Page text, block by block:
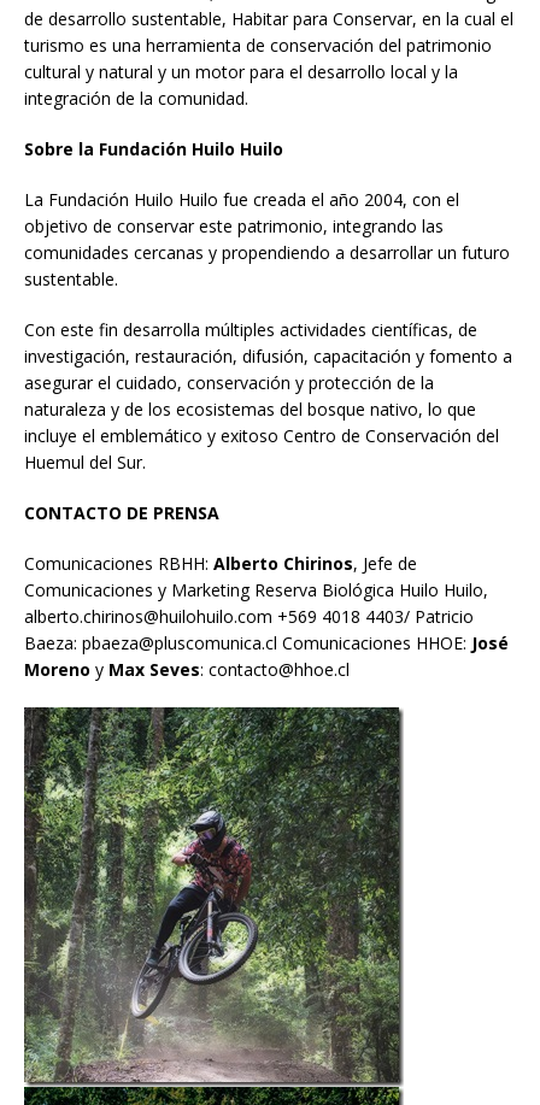
de desarrollo sustentable, Habitar para Conservar, en la cual el
turismo es una herramienta de conservación del patrimonio
cultural y natural y un motor para el desarrollo local y la
integración de la comunidad.
Sobre la Fundación Huilo Huilo
La Fundación Huilo Huilo fue creada el año 2004, con el
objetivo de conservar este patrimonio, integrando las
comunidades cercanas y propendiendo a desarrollar un futuro
sustentable.
Con este fin desarrolla múltiples actividades científicas, de
investigación, restauración, difusión, capacitación y fomento a
asegurar el cuidado, conservación y protección de la
naturaleza y de los ecosistemas del bosque nativo, lo que
incluye el emblemático y exitoso Centro de Conservación del
Huemul del Sur.
CONTACTO DE PRENSA
Comunicaciones RBHH: Alberto Chirinos, Jefe de
Comunicaciones y Marketing Reserva Biológica Huilo Huilo,
alberto.chirinos@huilohuilo.com +569 4018 4403/ Patricio
Baeza: pbaeza@pluscomunica.cl Comunicaciones HHOE: José
Moreno y Max Seves: contacto@hhoe.cl